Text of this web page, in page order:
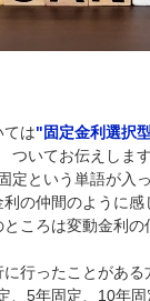
ては"固定金利選択
ついてお伝えします
定という単語が入
利の仲間のように感
ころは変動金利の
に行ったことがある
、5年固定、10年固